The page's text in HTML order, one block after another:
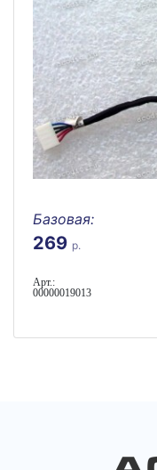
Базовая:
269 р.
Арт.:
00000019013